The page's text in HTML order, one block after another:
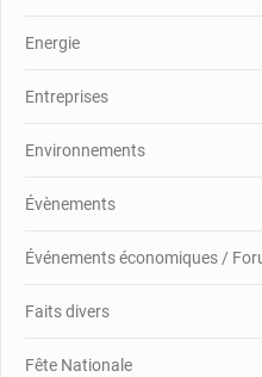
Energie
Entreprises
Environnements
Évènements
Événements économiques /
Faits divers
Fête Nationale